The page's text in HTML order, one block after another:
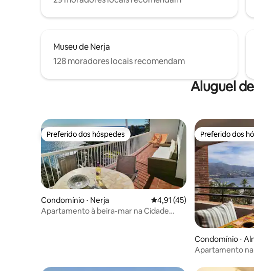
Museu de Nerja
128 moradores locais recomendam
Aluguel
Preferido dos hóspedes
Preferido dos hóspedes
Condomínio ⋅ Nerja 4,91 de uma avaliação média
4,91 (45)
Apartamento à beira-mar na Cidade
Preferido dos
Preferido dos
Condomínio ⋅
Apartamento na